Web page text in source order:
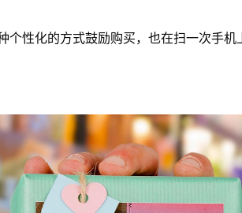
个性化的方式鼓励购买，也在扫一次手机